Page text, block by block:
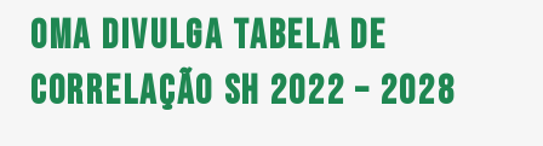
OMA divulga Tabela de
correlação SH 2022 – 2028